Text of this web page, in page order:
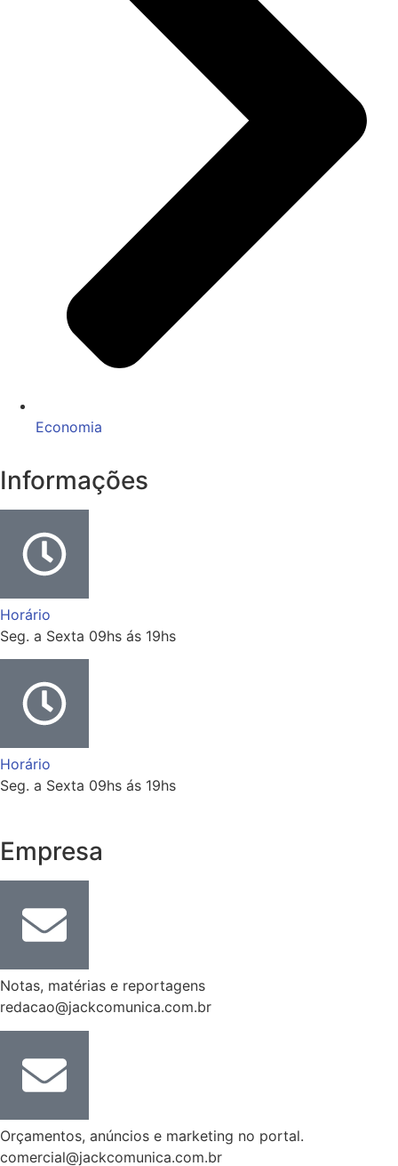
Economia
Informações
Horário
Seg. a Sexta 09hs ás 19hs
Horário
Seg. a Sexta 09hs ás 19hs
Empresa
Notas, matérias e reportagens
redacao@jackcomunica.com.br
Orçamentos, anúncios e marketing no portal.
comercial@jackcomunica.com.br